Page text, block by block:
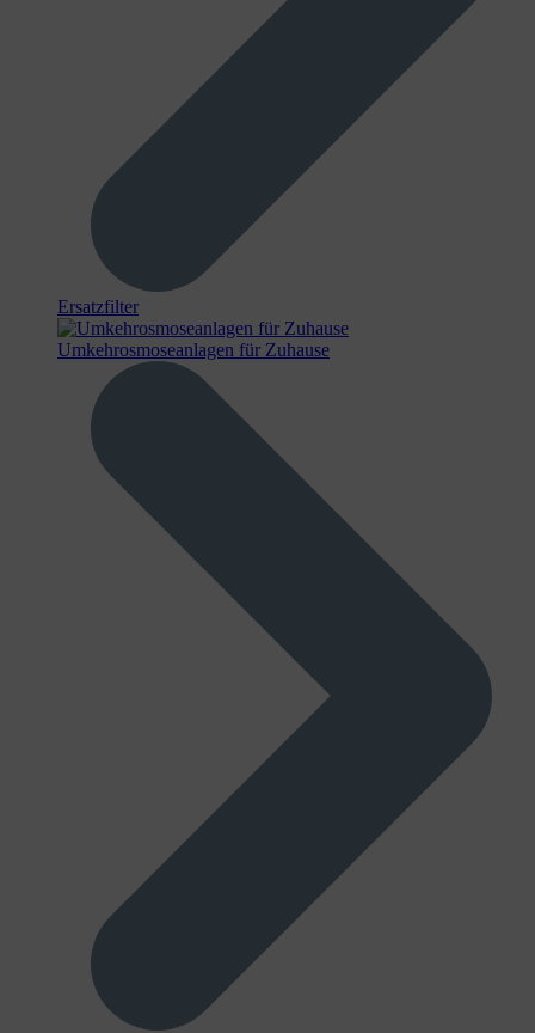
Ersatzfilter
Umkehrosmoseanlagen für Zuhause